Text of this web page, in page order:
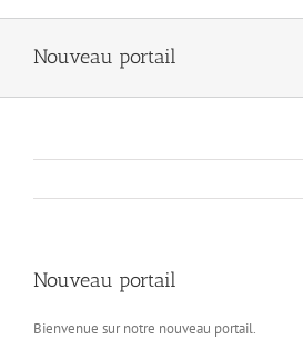
Nouveau portail
Nouveau portail
Bienvenue sur notre nouveau portail.